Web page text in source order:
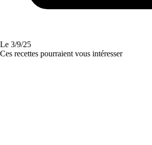
Le 3/9/25
Ces recettes pourraient vous intéresser